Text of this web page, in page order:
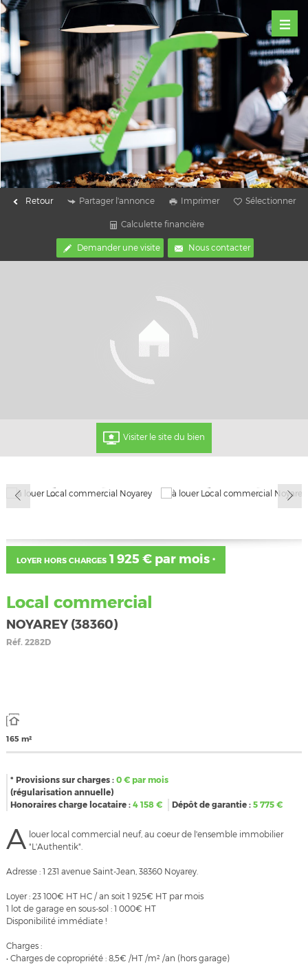
Retour Partager l'annonce Imprimer Sélectionner
Calculette financière
Demander une visite Nous contacter
Visiter le site du bien
LOYER HORS CHARGES1 925 € par mois *
Local commercial
NOYAREY (38360)
Réf.2282D
165 m²
* Provisions sur charges : 0€ par mois
(régularisation annuelle)
Honoraires charge locataire : 4 158€ Dépôt de garantie :5 775€
A louer local commercial neuf, au coeur de l'ensemble immobilier
"L'Authentik".
Adresse : 1 231 avenue Saint-Jean, 38360 Noyarey.
Loyer : 23 100€ HT HC / an soit 1 925€ HT par mois
1 lot de garage en sous-sol : 1 000€ HT
Disponibilité immédiate !
Charges :
• Charges de copropriété : 8,5€ /HT /m² /an (hors garage)